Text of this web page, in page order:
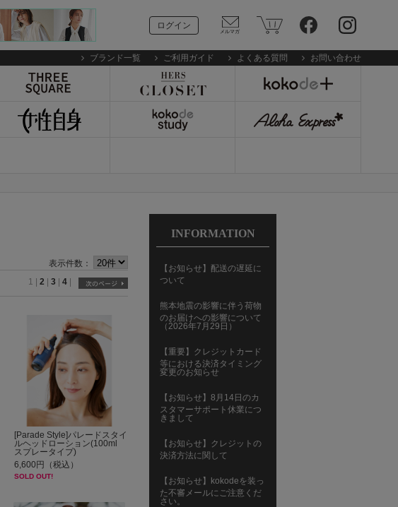
ログイン
ブランド一覧 ご利用ガイド よくある質問 お問い合わせ
表示件数：
1
2 3 4
[Parade Style]パレードスタイ
ルヘッドローション(100ml
スプレータイプ)
6,600円（税込）
SOLD OUT!
INFORMATION
【お知らせ】配送の遅延に
ついて
熊本地震の影響に伴う荷物
のお届けへの影響について
（2026年7月29日）
【重要】クレジットカード
等における決済タイミング
変更のお知らせ
【お知らせ】8月14日のカ
スタマーサポート休業につ
きまして
【お知らせ】クレジットの
決済方法に関して
【お知らせ】kokodeを装っ
た不審メールにご注意くだ
さい。